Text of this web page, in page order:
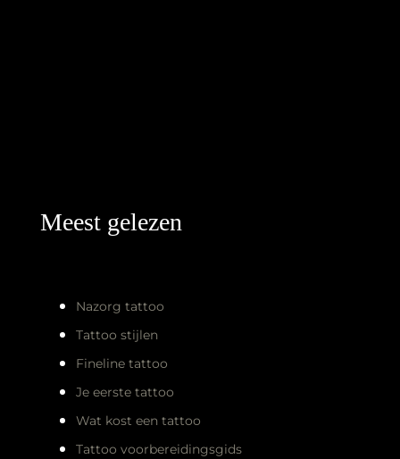
Meest gelezen
Nazorg tattoo
Tattoo stijlen
Fineline tattoo
Je eerste tattoo
Wat kost een tattoo
Tattoo voorbereidingsgids